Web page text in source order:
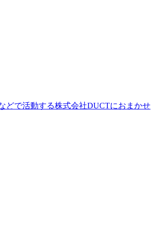
どで活動する株式会社DUCTにおまかせ